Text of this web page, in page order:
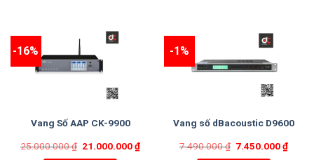
-16%
Vang Số AAP CK-9900
25.000.000₫ 21.000.000₫
-1%
Vang số dBacoustic D9600
7.490.000₫ 7.450.000₫